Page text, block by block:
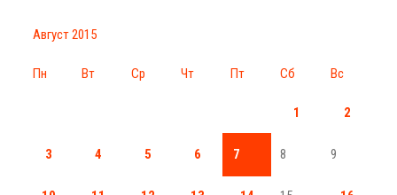
Август 2015
Пн Вт Ср Чт Пт Сб Вс
1 2
3 4 5 6 7 8 9